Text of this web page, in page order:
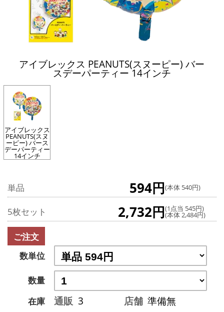
アイブレックス PEANUTS(スヌーピー) バー
スデーパーティー 14インチ
アイブレックス
PEANUTS(スヌ
ーピー) バース
デーパーティー
14インチ
単品 594円(本体 540円)
5枚セット 2,732円(1点当 545円)
(本体 2,484円)
ご注文
数単位
数量
在庫
通販 3 店舗 準備無